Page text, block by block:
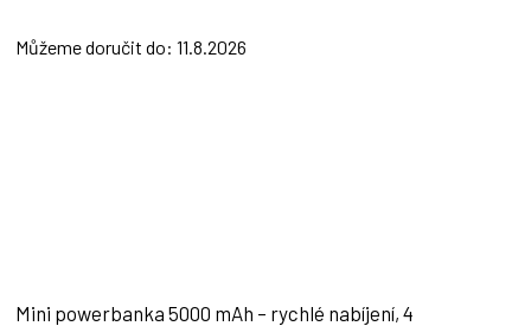
Můžeme doručit do: 11.8.2026
Mini powerbanka 5000 mAh – rychlé nabíjení, 4